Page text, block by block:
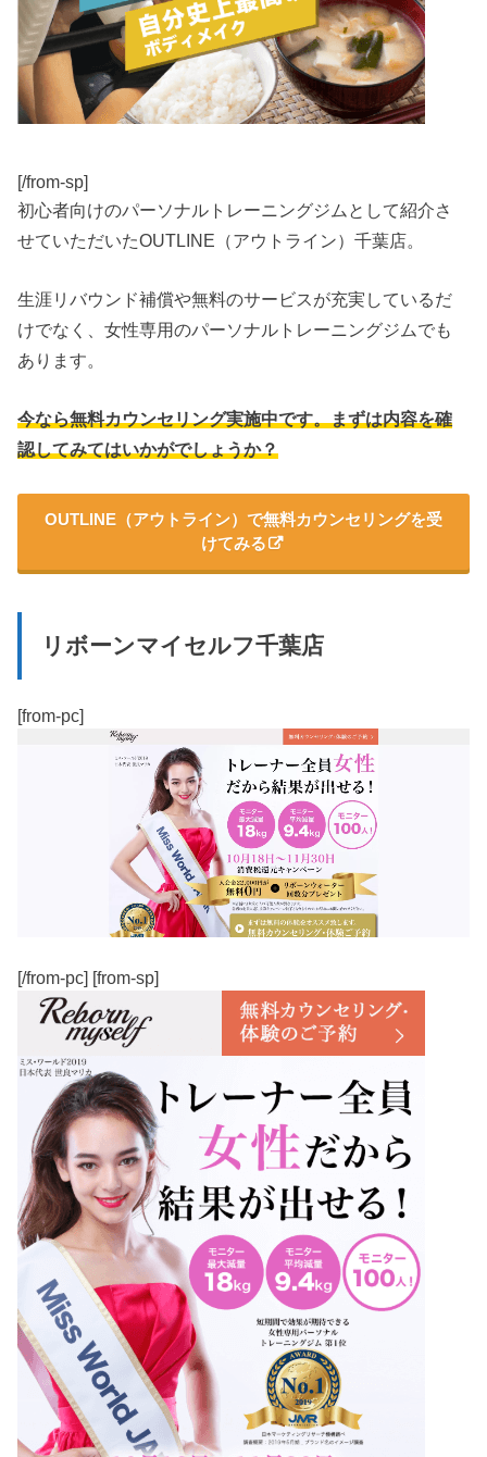
[/from-sp]
初心者向けのパーソナルトレーニングジムとして紹介さ
せていただいたOUTLINE（アウトライン）千葉店。
生涯リバウンド補償や無料のサービスが充実しているだ
けでなく、女性専用のパーソナルトレーニングジムでも
あります。
今なら無料カウンセリング実施中です。まずは内容を確
認してみてはいかがでしょうか？
OUTLINE（アウトライン）で無料カウンセリングを受
けてみる
リボーンマイセルフ千葉店
[from-pc]
[/from-pc] [from-sp]